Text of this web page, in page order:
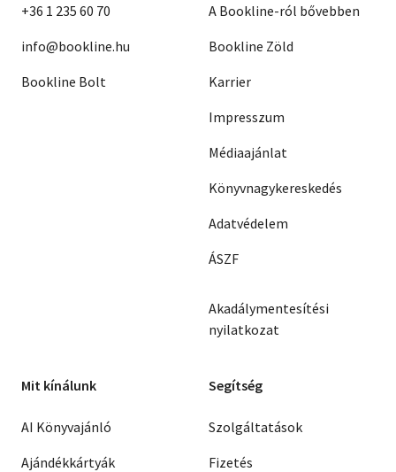
+36 1 235 60 70
info@bookline.hu
Bookline Bolt
A Bookline-ról bővebben
Bookline Zöld
Karrier
Impresszum
Médiaajánlat
Könyvnagykereskedés
Adatvédelem
ÁSZF
Akadálymentesítési
nyilatkozat
Mit kínálunk
AI Könyvajánló
Ajándékkártyák
Segítség
Szolgáltatások
Fizetés